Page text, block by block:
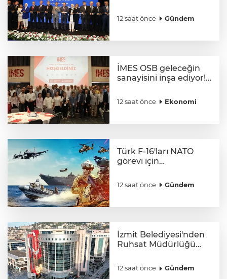
12 saat önce Gündem
İMES OSB geleceğin
sanayisini inşa ediyor!
İMES OSB'de
konuşuldu
12 saat önce Ekonomi
Türk F-16'ları NATO
görevi için
savunma sistemleriyle
güçleniyor
12 saat önce Gündem
İzmit Belediyesi'nden
Ruhsat Müdürlüğü
12 saat önce Gündem